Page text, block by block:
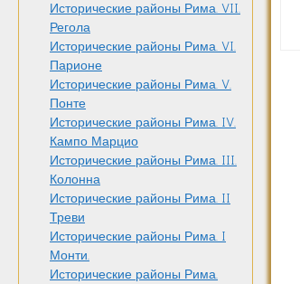
Исторические районы Рима. VII.
Регола
Исторические районы Рима. VI.
Парионе
Исторические районы Рима. V.
Понте
Исторические районы Рима. IV.
Кампо Марцио
Исторические районы Рима. III.
Колонна
Исторические районы Рима. II
Треви
Исторические районы Рима. I
Монти.
Исторические районы Рима.